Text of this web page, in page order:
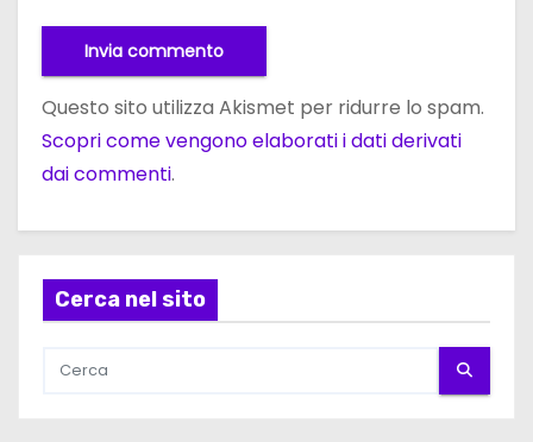
Questo sito utilizza Akismet per ridurre lo spam.
Scopri come vengono elaborati i dati derivati
dai commenti.
Cerca nel sito